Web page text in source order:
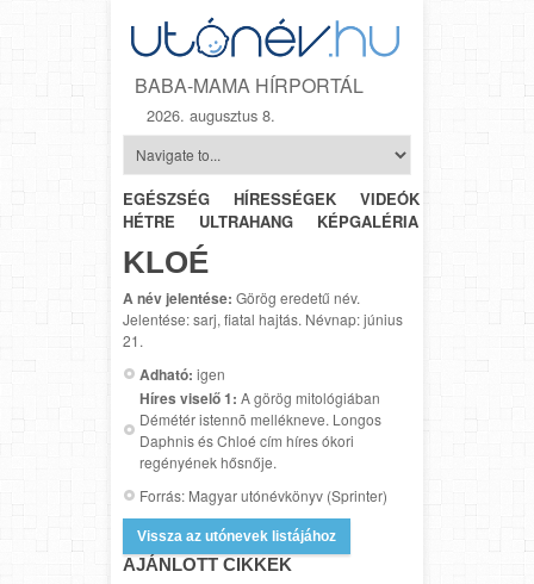
BABA-MAMA HÍRPORTÁL
2026. augusztus 8.
EGÉSZSÉG HÍRESSÉGEK VIDEÓK
HÉTRŐL-
HÉTRE
ULTRAHANG KÉPGALÉRIA
KLOÉ
A név jelentése: Görög eredetű név.
Jelentése: sarj, fiatal hajtás. Névnap: június
21.
Adható: igen
Híres viselő 1: A görög mitológiában
Démétér istennõ mellékneve. Longos
Daphnis és Chloé cím híres ókori
regényének hősnője.
Forrás: Magyar utónévkönyv (Sprinter)
Vissza az utónevek listájához
AJÁNLOTT CIKKEK